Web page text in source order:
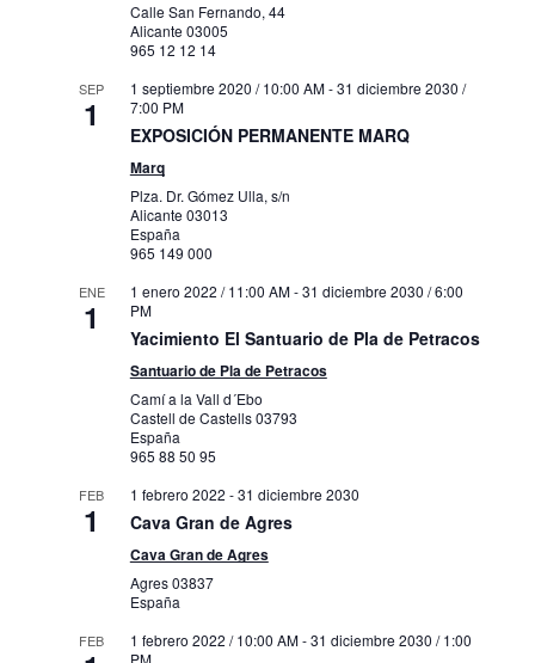
Calle San Fernando, 44
Alicante 03005
965 12 12 14
SEP
1
1 septiembre 2020 / 10:00 AM-31 diciembre 2030 /
7:00 PM
EXPOSICIÓN PERMANENTE MARQ
Marq
Plza. Dr. Gómez Ulla, s/n
Alicante 03013
España
965 149 000
ENE
1
1 enero 2022 / 11:00 AM-31 diciembre 2030 / 6:00
PM
Yacimiento El Santuario de Pla de Petracos
Santuario de Pla de Petracos
Camí a la Vall d´Ebo
Castell de Castells03793
España
965 88 50 95
FEB
1
1 febrero 2022 -31 diciembre 2030
Cava Gran de Agres
Cava Gran de Agres
Agres03837
España
FEB 1 febrero 2022 / 10:00 AM-31 diciembre 2030 / 1:00